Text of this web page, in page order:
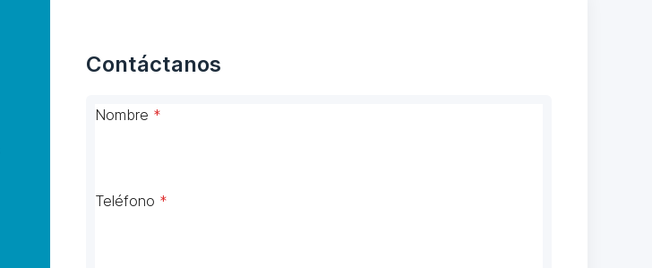
Contáctanos
Nombre *
Teléfono *